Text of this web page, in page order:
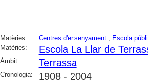
Matèries: Centres d'ensenyament; Escola
Matèries:
Escola La Llar de
Àmbit: Terrassa
Cronologia: 1908 - 2004